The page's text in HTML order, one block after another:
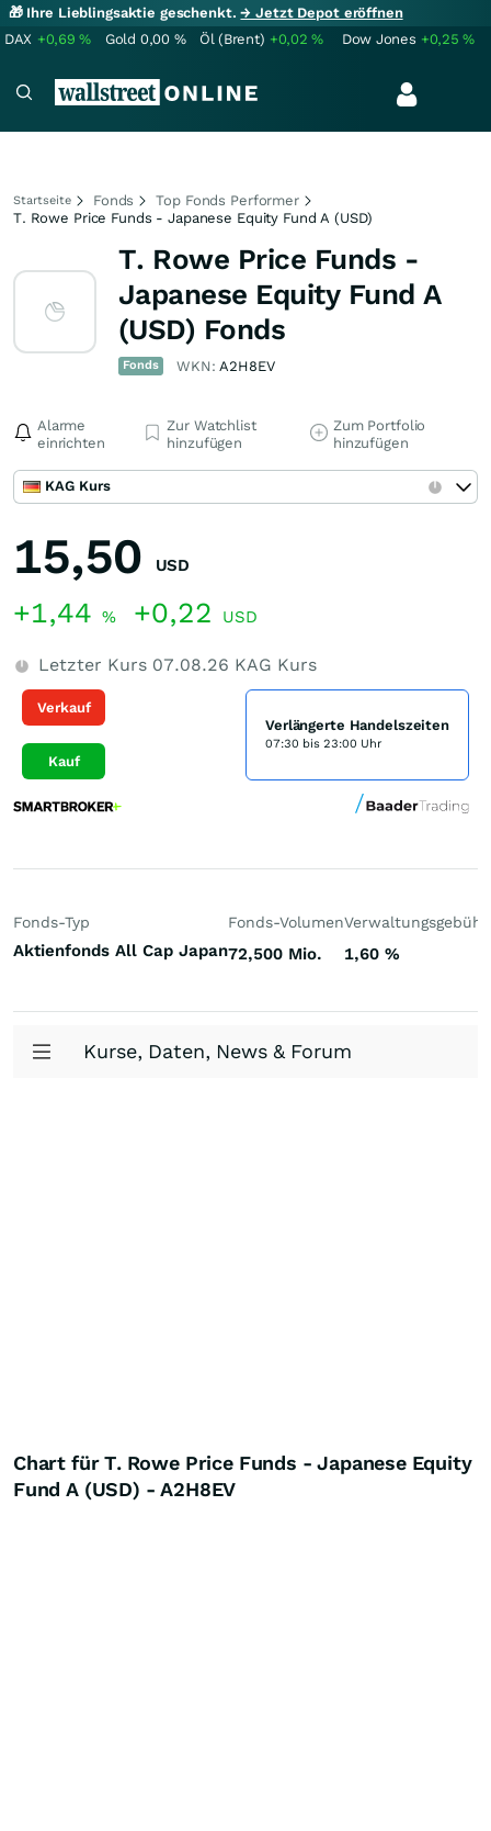
🎁 Ihre Lieblingsaktie geschenkt.→ Jetzt Depot eröffnen
DAX +0,69% Gold 0,00 % Öl (Brent) +0,02% Dow Jones +0,25%
Startseite Fonds
Top Fonds Performer
T. Rowe Price Funds - Japanese Equity Fund A (USD)
T. Rowe Price Funds -
Japanese Equity Fund A
(USD) Fonds
Fonds WKN:A2H8EV
Alarme
einrichten
Zur Watchlist
hinzufügen
Zum Portfolio
hinzufügen
KAG Kurs
15,50 USD
+1,44 % +0,22 USD
Letzter Kurs 07.08.26 KAG Kurs
Verkauf
Kauf
Verlängerte Handelszeiten
07:30 bis 23:00 Uhr
Fonds-Typ
Aktienfonds All Cap Japan
Fonds-Volumen
72,500 Mio.
Verwaltungsgebühr
1,60 %
Kurse, Daten, News & Forum
Chart für T. Rowe Price Funds - Japanese Equity
Fund A (USD) - A2H8EV